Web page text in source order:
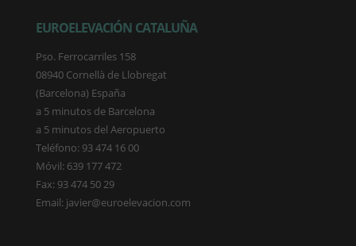
EUROELEVACIÓN CATALUÑA
Pso. Ferrocarriles 158
08940 Cornellà de Llobregat
(Barcelona) España
a 5 minutos de Barcelona
a 5 minutos del Aeropuerto
Teléfono: 93 474 16 00
Móvil: 639 177 472
Fax: 93 474 50 29
Email: javier@euroelevacion.com